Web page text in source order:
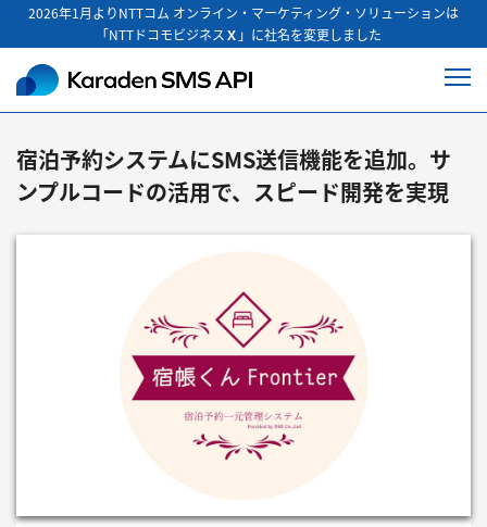
2026年1月よりNTTコム オンライン・マーケティング・ソリューションは
「NTTドコモビジネス Ｘ 」に社名を変更しました
Karaden SMS API 導入事例：有限会社エスエムアイ様
宿泊予約システムにSMS送信機能を追加。 サ
ンプルコードの活用で、スピード開発を実現